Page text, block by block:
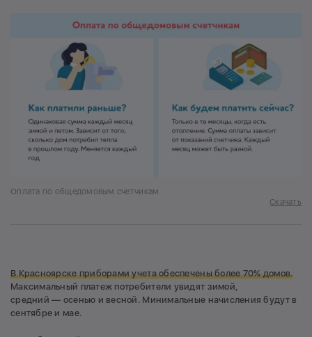
Оплата по общедомовым счетчикам
Скачать
В Красноярске приборами учета обеспечены более 70% домов.
Максимальный платеж потребители увидят зимой,
средний — осенью и весной. Минимальные начисления будут в
сентябре и мае.